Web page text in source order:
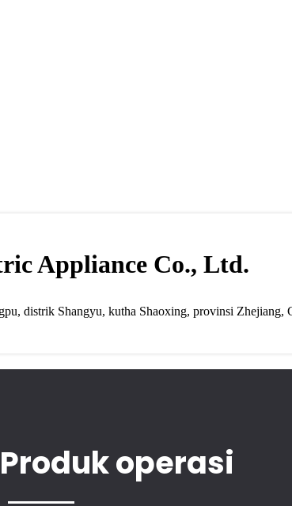
Appliance Co., Ltd.
distrik Shangyu, kutha Shaoxing, provinsi
Produk operasi